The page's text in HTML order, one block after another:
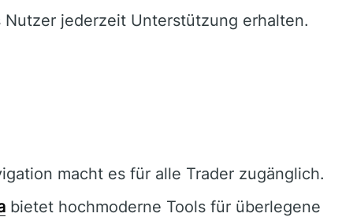
Nutzer jederzeit Unterstützung erhalten.
macht es für alle Trader zugänglich.
bietet hochmoderne Tools für überlegene